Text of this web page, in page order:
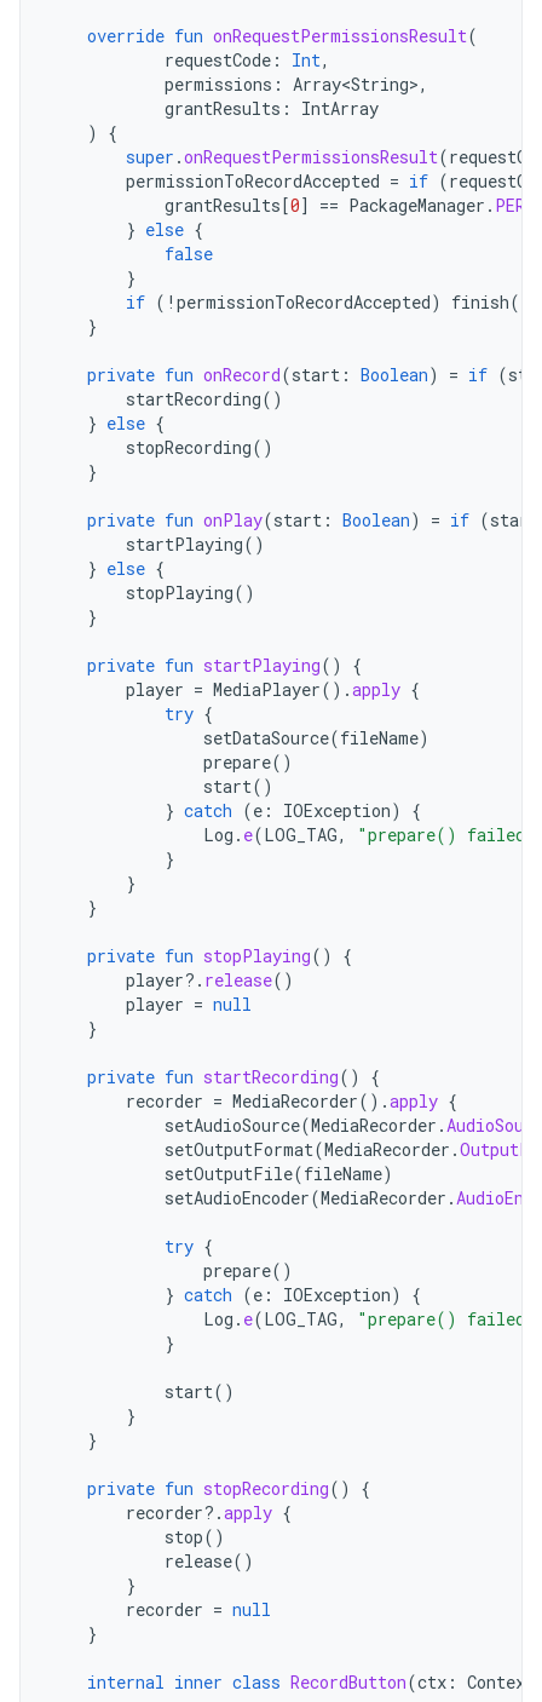
override fun onRequestPermissionsResult(
requestCode : Int,
permissions : Array<String>,
grantResults :
IntArray
)
{
super .onRequestPermissionsResult(
permissionToRecordAccepted = if (
grantResults[0] == PackageManager .
} else {
false
}
if ( ! permissionToRecordAccepted) finish()
}
private fun onRecord(start : Boolean) = if (
startRecording()
} else {
stopRecording()
}
private fun onPlay(start : Boolean) = if (start
startPlaying()
} else {
stopPlaying()
}
private fun startPlaying()
{
player = MediaPlayer().apply {
try {
setDataSource(fileName)
prepare()
start()
} catch (e : IOException)
{
Log . e(LOG_TAG, "prepare() failed"
}
}
}
private fun stopPlaying()
{
player?. release()
player = null
}
private fun startRecording()
{
recorder = MediaRecorder().apply {
setAudioSource(MediaRecorder .
setOutputFormat(MediaRecorder .
setOutputFile(fileName)
setAudioEncoder(MediaRecorder .
try {
prepare()
} catch (e : IOException)
{
Log . e(LOG_TAG, "prepare() failed"
}
start()
}
}
private fun stopRecording()
{
recorder?.apply {
stop()
release()
}
recorder = null
}
internal inner class RecordButton(ctx : Context